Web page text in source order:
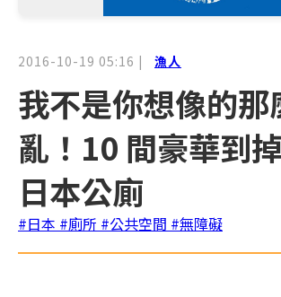
2016-10-19 05:16 | 漁人
我不是你想像的那
亂！10 間豪華到
日本公廁
#日本 #廁所 #公共空間 #無障礙